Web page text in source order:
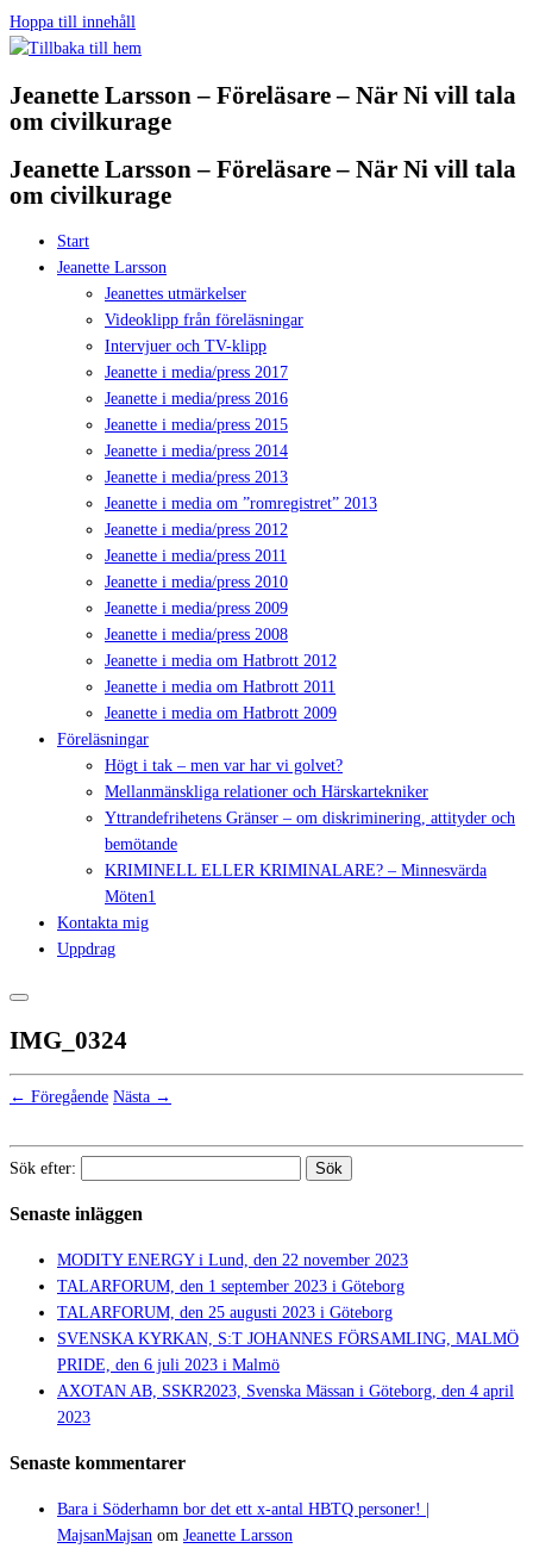
Hoppa till innehåll
Jeanette Larsson – Föreläsare – När Ni vill tala
om civilkurage
Jeanette Larsson – Föreläsare – När Ni vill tala
om civilkurage
Start
Jeanette Larsson
Jeanettes utmärkelser
Videoklipp från föreläsningar
Intervjuer och TV-klipp
Jeanette i media/press 2017
Jeanette i media/press 2016
Jeanette i media/press 2015
Jeanette i media/press 2014
Jeanette i media/press 2013
Jeanette i media om ”romregistret” 2013
Jeanette i media/press 2012
Jeanette i media/press 2011
Jeanette i media/press 2010
Jeanette i media/press 2009
Jeanette i media/press 2008
Jeanette i media om Hatbrott 2012
Jeanette i media om Hatbrott 2011
Jeanette i media om Hatbrott 2009
Föreläsningar
Högt i tak – men var har vi golvet?
Mellanmänskliga relationer och Härskartekniker
Yttrandefrihetens Gränser – om diskriminering, attityder och
bemötande
KRIMINELL ELLER KRIMINALARE? – Minnesvärda
Möten1
Kontakta mig
Uppdrag
IMG_0324
← Föregående Nästa →
Sök efter:
Senaste inläggen
MODITY ENERGY i Lund, den 22 november 2023
TALARFORUM, den 1 september 2023 i Göteborg
TALARFORUM, den 25 augusti 2023 i Göteborg
SVENSKA KYRKAN, S:T JOHANNES FÖRSAMLING, MALMÖ
PRIDE, den 6 juli 2023 i Malmö
AXOTAN AB, SSKR2023, Svenska Mässan i Göteborg, den 4 april
2023
Senaste kommentarer
Bara i Söderhamn bor det ett x-antal HBTQ personer! |
MajsanMajsan om Jeanette Larsson